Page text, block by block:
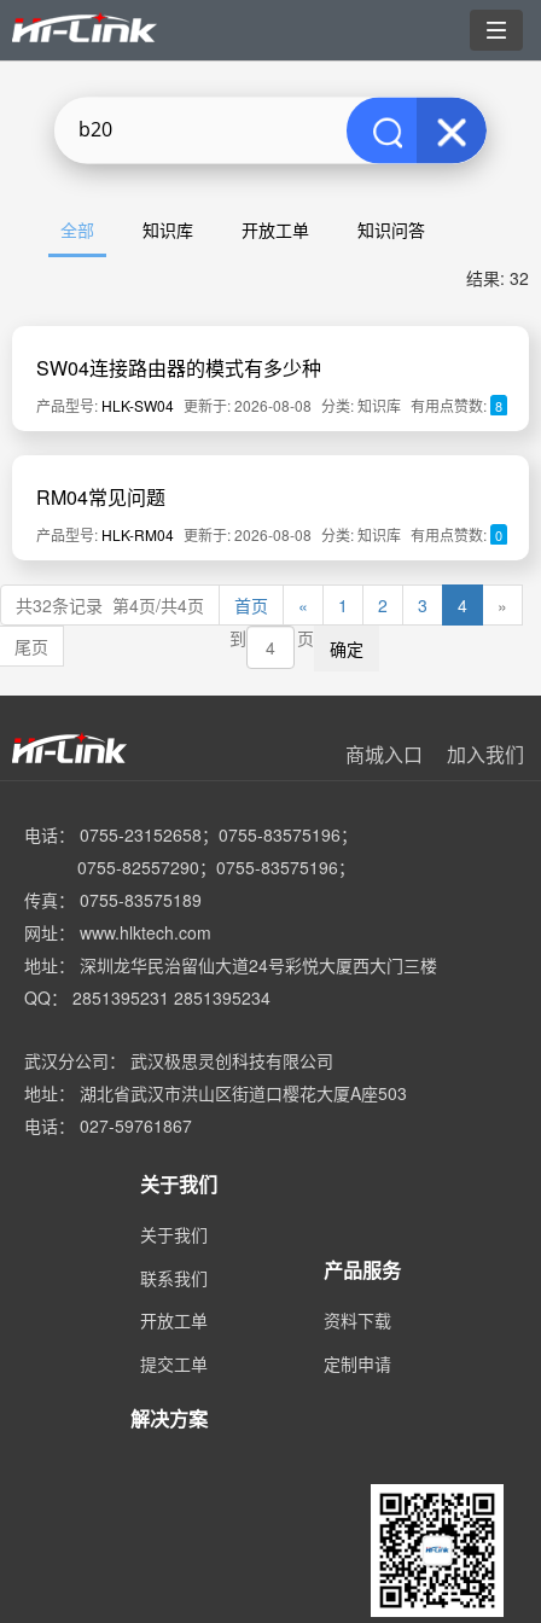
切
换
全部 知识库 开放工单
知识问答
结果: 32
SW04连接路由器的模式有多少种
产品型号: HLK-SW04 更新于: 2026-08-08 分类: 知识库 有用点赞数: 8
RM04常见问题
产品型号: HLK-RM04 更新于: 2026-08-08 分类: 知识库 有用点赞数: 0
共32条记录 第4页/共4页 首页 « 1 2 3 4
»
尾页
到 页
商城入口 加入我们
电话： 0755-23152658；0755-83575196；
0755-82557290；0755-83575196；
传真： 0755-83575189
网址： www.hlktech.com
地址： 深圳龙华民治留仙大道24号彩悦大厦西大门三楼
QQ： 2851395231 2851395234
武汉分公司： 武汉极思灵创科技有限公司
地址： 湖北省武汉市洪山区街道口樱花大厦A座503
电话： 027-59761867
关于我们
关于我们
联系我们
开放工单
提交工单
产品服务
资料下载
定制申请
解决方案